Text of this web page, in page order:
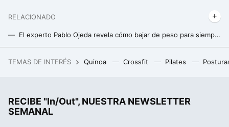
RELACIONADO
El experto Pablo Ojeda revela cómo bajar de peso para siempre: sin acudir a dietas milagro ni pasar hambre
TEMAS DE INTERÉS Quinoa Crossfit Pilates
RECIBE "In/Out", NUESTRA NEWSLETTER
SEMANAL